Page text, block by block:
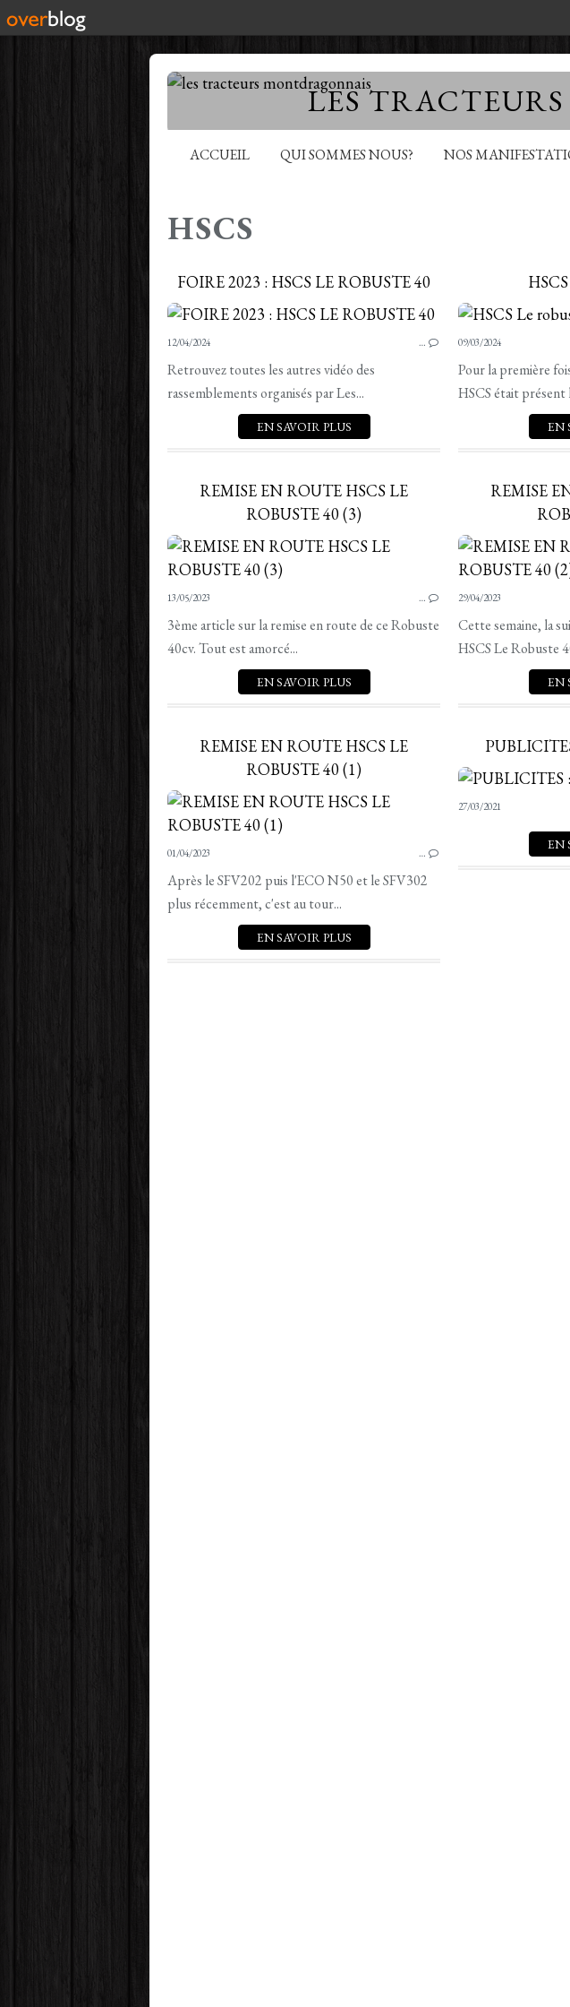
LES
ACCUEIL QUI SOMMES NOUS? NOS
HSCS
FOIRE 2023 : HSCS LE ROBUSTE 40
12/04/2024 …
Retrouvez toutes les autres vidéo des
rassemblements organisés par Les...
EN SAVOIR PLUS
09/03/2024
Pour la première
HSCS était présent
EN
REMISE EN ROUTE HSCS LE
ROBUSTE 40 (3)
13/05/2023 …
3ème article sur la remise en route de ce Robuste
40cv. Tout est amorcé...
EN SAVOIR PLUS
REMISE
29/04/2023
Cette semaine, la
HSCS Le Robuste
EN
REMISE EN ROUTE HSCS LE
ROBUSTE 40 (1)
01/04/2023 …
Après le SFV202 puis l'ECO N50 et le SFV302
plus récemment, c'est au tour...
EN SAVOIR PLUS
27/03/2021
EN